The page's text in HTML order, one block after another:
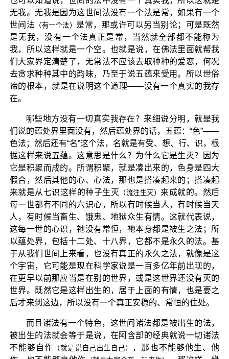
无我。无我是因为这世间法没有一个法是常，如果有一个
世间法 （有一个法） 是常，那或许可以另当别论；可是既然
是无我，没有一个法真正是常，当然就全部都不能称为
我，所以这样就是一个空。也就是说，在佛法里面就帮我
们大家界定清楚了，无常法不应该去取种种的爱恋，何况
去贪求种种其中的韵味，乃至于说五蕴来受用。所以世俗
谛的根本，就是在说明这个道理——没有一个真实的我存
在。
哪些地方没有一切真实我存在？来细说分明，就是我
们说的蕴处界里面没有，然后蕴处界的话，五蕴：“色”——
色法；然后还有“名”这个法，名就是有受、想、行、识，根
据这样来说五蕴。这意思是什么？为什么它是生灭？因为
它是积聚而成的。所谓积聚，就是凑出来的，色身是四大
假合，然后其他的心、心法，那也是搭凑起来的；搭凑起
来就是从七识这样的种子生灭 （流注生灭） 来成就的。然后
每一世都有不同的六识心，所以有时候当人，有时候当天
人，有时候当畜生、饿鬼、地狱众生有情。这就代表说，
这每一世的心识，祂没有常恒，祂本身都是被生之法；所
以蕴处界，包括十二处、十八界，它都不是永久的法。基
于从我们世间上来看，也没有真正的永久之法，就像是这
个宇宙，它可能是现在科学家说是一百多亿年前出现的，
在更早以前那应当是在别的世界，或是这世界还没有灭的
世界。既然它是这样出生的，居于上面的有情，也是要之
后才来到这边，所以没有一个真正安稳的、常恒的住处。
而且诸法有一个特色，这世间诸法都是被出生的法，
被出生的法就会等于是说，在阿含部的经典就说一切诸法
不能够自作 （就是说自己出生自己）
，那也不能够他生、他